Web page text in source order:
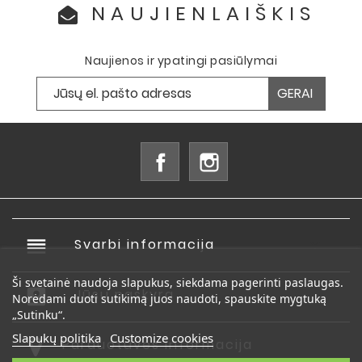
NAUJIENLAIŠKIS
Naujienos ir ypatingi pasiūlymai
Facebook
reorder Svarbi informacija
account_box Jūsų paskyra 
Parduotuvės informacija
Ši svetainė naudoja slapukus, siekdama pagerinti paslaugas.
Norėdami duoti sutikimą juos naudoti, spauskite mygtuką
„Sutinku“.
Slapukų politika Customize cookies